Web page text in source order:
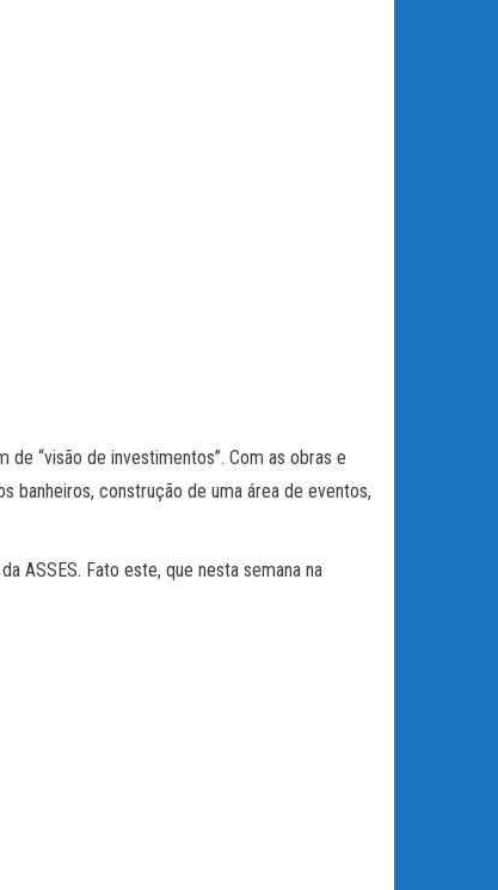
“visão de investimentos”. Com as obras e
banheiros, construção de uma área de eventos,
ASSES. Fato este, que nesta semana na